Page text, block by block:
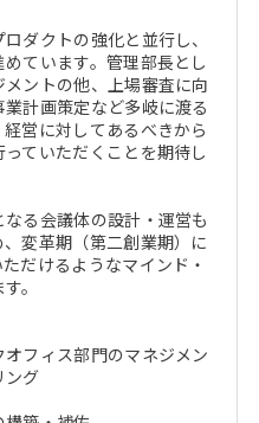
ダクトの強化と並行し、
ています。管理部長とし
ントの他、上場審査に向
計画策定など多岐に渡る
営に対してあるべきから
ていただくことを期待し
る会議体の設計・運営も
変革期（第二創業期）に
だけるようなマインド・
。
フィス部門のマネジメン
ング